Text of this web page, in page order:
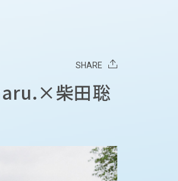
SHARE
柴田聡